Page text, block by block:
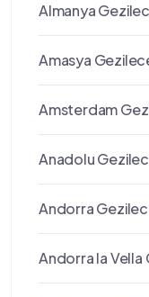
Almanya
Amasya
Amsterdam
Anadolu
Andorra
Andorra la Vella